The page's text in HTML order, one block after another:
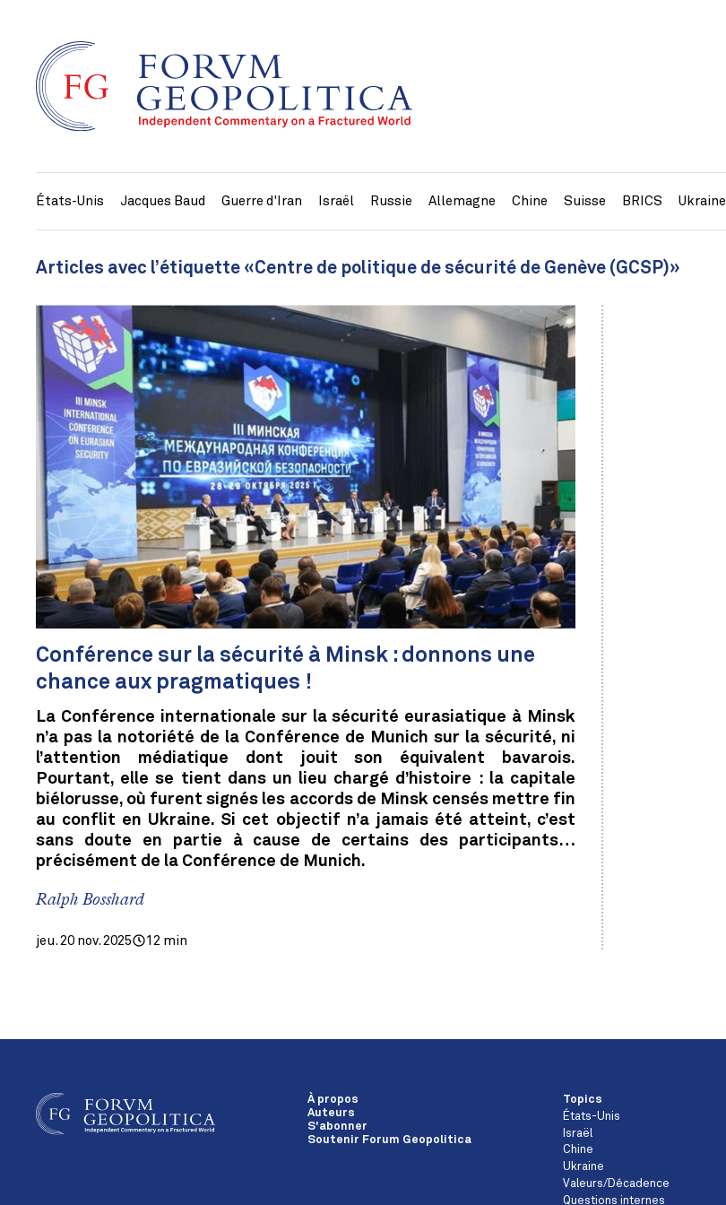
États-Unis Jacques Baud Guerre d'Iran Israël Russie Allemagne Chine Suisse BRICS Ukraine
Articles avec l’étiquette «Centre de politique de sécurité de Genève (GCSP)»
Conférence sur la sécurité à Minsk : donnons une
chance aux pragmatiques !
La Conférence internationale sur la sécurité eurasiatique à Minsk
n’a pas la notoriété de la Conférence de Munich sur la sécurité, ni
l’attention médiatique dont jouit son équivalent bavarois.
Pourtant, elle se tient dans un lieu chargé d’histoire : la capitale
biélorusse, où furent signés les accords de Minsk censés mettre fin
au conflit en Ukraine. Si cet objectif n’a jamais été atteint, c’est
sans doute en partie à cause de certains des participants…
précisément de la Conférence de Munich.
Ralph Bosshard
jeu. 20 nov. 2025 12 min
À propos
Auteurs
S'abonner
Soutenir Forum Geopolitica
Topics
États-Unis
Israël
Chine
Ukraine
Valeurs/Décadence
Questions internes